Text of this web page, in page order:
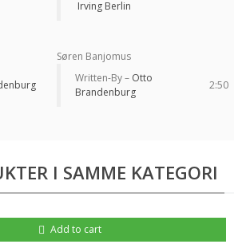
Irving Berlin
Søren Banjomus
Written-By – Otto
Brandenburg
2:50
I SAMME KATEGORI
Add to cart